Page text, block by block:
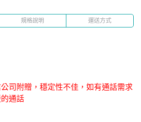
規格說明 運送方式
司附贈，穩定性不佳，如有通話需求
通話